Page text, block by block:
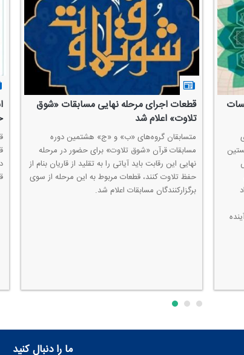
قطعات اجرای مرحله نهایی مسابقات «شوق
تلاوت» اعلام شد
متسابقان گروه‌های «ب» و «ج» هشتمین دوره
مسابقات قرآن «شوق تلاوت» برای حضور در مرحله
نهایی این رقابت‌ باید آیاتی را به تقلید از قاریان بنام از
حفظ تلاوت كنند، قطعات مربوط به این مرحله از سوی
برگزاركنندگان مسابقات اعلام شد.
ما را دنبال کنید